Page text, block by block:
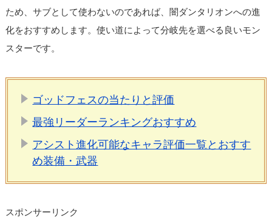
ため、サブとして使わないのであれば、闇ダンタリオンへの進
化をおすすめします。使い道によって分岐先を選べる良いモン
スターです。
ゴッドフェスの当たりと評価
最強リーダーランキングおすすめ
アシスト進化可能なキャラ評価一覧とおすす
め装備・武器
スポンサーリンク